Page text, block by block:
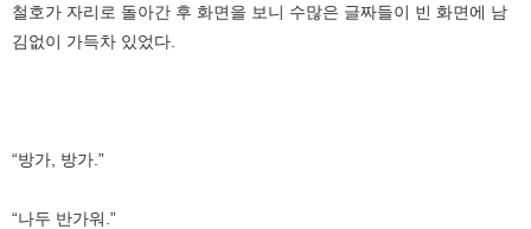
철호가 자리로 돌아간 후 화면을 보니 수많은 글짜들이 빈 화면에 남
김없이 가득차 있었다.
“방가, 방가.”
“나두 반가워.”